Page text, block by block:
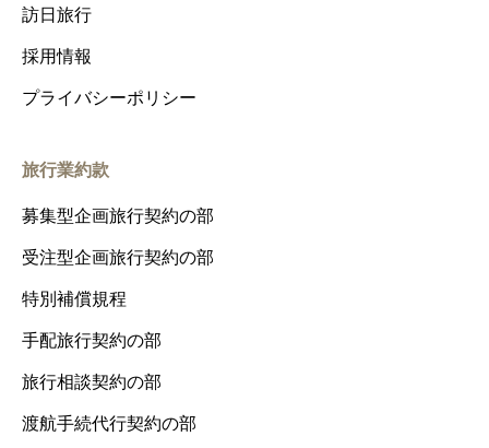
訪日旅行
採用情報
プライバシーポリシー
旅行業約款
募集型企画旅行契約の部
受注型企画旅行契約の部
特別補償規程
手配旅行契約の部
旅行相談契約の部
渡航手続代行契約の部